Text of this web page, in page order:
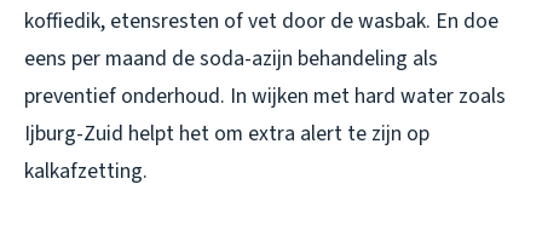
koffiedik, etensresten of vet door de wasbak. En doe
eens per maand de soda-azijn behandeling als
preventief onderhoud. In wijken met hard water zoals
Ijburg-Zuid helpt het om extra alert te zijn op
kalkafzetting.